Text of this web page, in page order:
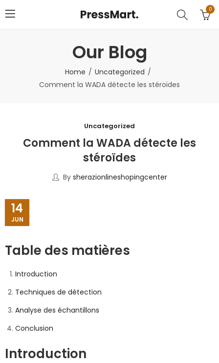
0
Our Blog
Home
Uncategorized
Comment la WADA détecte les stéroïdes
Uncategorized
Comment la WADA détecte les
stéroïdes
By sherazionlineshopingcenter
14
JUN
Table des matières
Introduction
Techniques de détection
Analyse des échantillons
Conclusion
Introduction